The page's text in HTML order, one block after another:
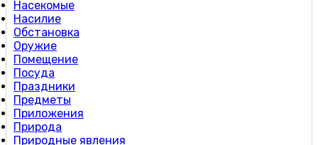
Насекомые
Насилие
Обстановка
Оружие
Помещение
Посуда
Праздники
Предметы
Приложения
Природа
Природные явления